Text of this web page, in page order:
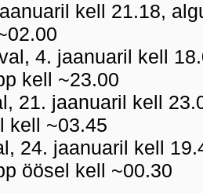
kell 21.18,
4. jaanuaril kell
kell ~23.00
21. jaanuaril kell
kell ~03.45
24. jaanuaril kell
öösel kell ~00.30